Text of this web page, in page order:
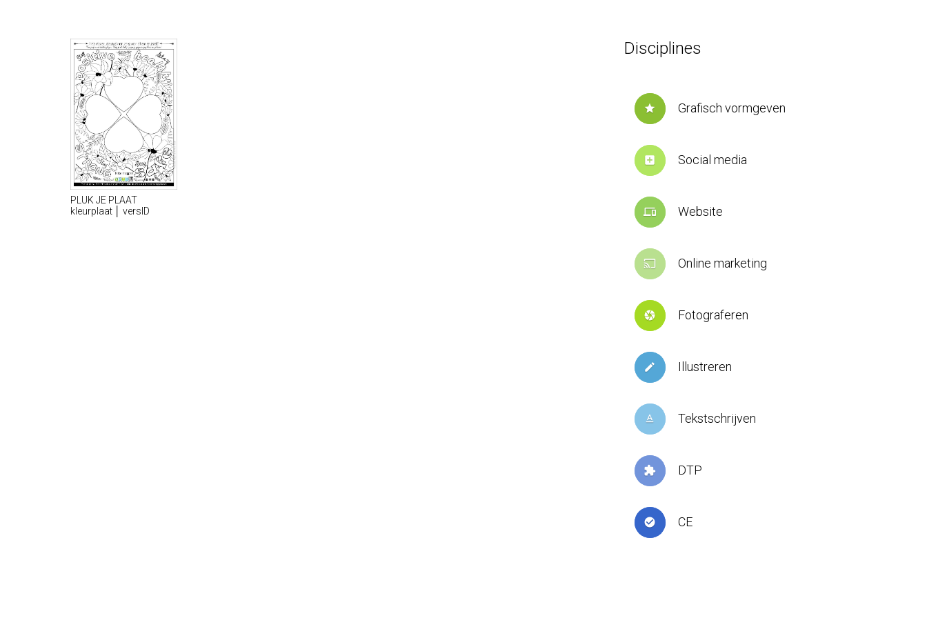
PLUK JE PLAAT
kleurplaat │ versID
Disciplines
star Grafisch vormgeven
add_box Social media
devices Website
cast Online marketing
camera Fotograferen
create Illustreren
text_format Tekstschrijven
extension DTP
check_circle CE